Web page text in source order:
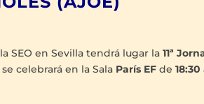
SEO en Sevilla tendrá lugar la 11ª
celebrará en la Sala París EFde18:30